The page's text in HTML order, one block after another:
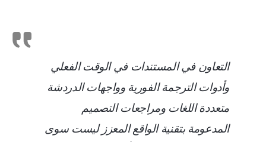
التعاون في المستندات في الوقت الفعلي
وأدوات الترجمة الفورية وواجهات الدردشة
متعددة اللغات ومراجعات التصميم
المدعومة بتقنية الواقع المعزز ليست سوى